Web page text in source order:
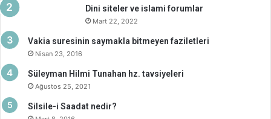
Dini siteler ve islami forumlar
Mart 22, 2022
Vakia suresinin saymakla bitmeyen faziletleri
Nisan 23, 2016
Süleyman Hilmi Tunahan hz. tavsiyeleri
Ağustos 25, 2021
Silsile-i Saadat nedir?